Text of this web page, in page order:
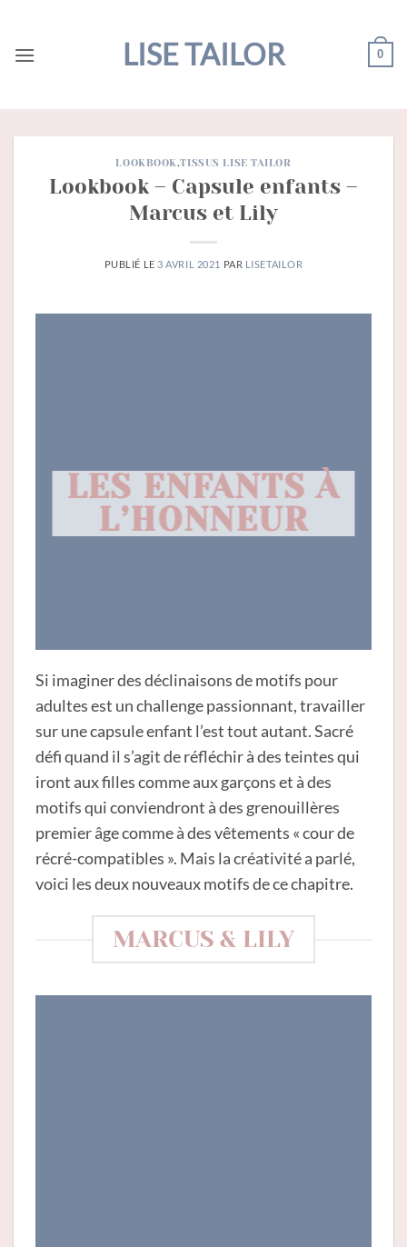
contenu
LISE TAILOR 0
LOOKBOOK,TISSUS LISE TAILOR
Lookbook – Capsule enfants –
Marcus et Lily
PUBLIÉ LE 3 AVRIL 2021 PAR LISETAILOR
LES ENFANTS À
L’HONNEUR
Si imaginer des déclinaisons de motifs pour
adultes est un challenge passionnant, travailler
sur une capsule enfant l’est tout autant. Sacré
défi quand il s’agit de réfléchir à des teintes qui
iront aux filles comme aux garçons et à des
motifs qui conviendront à des grenouillères
premier âge comme à des vêtements « cour de
récré-compatibles ». Mais la créativité a parlé,
voici les deux nouveaux motifs de ce chapitre.
MARCUS & LILY